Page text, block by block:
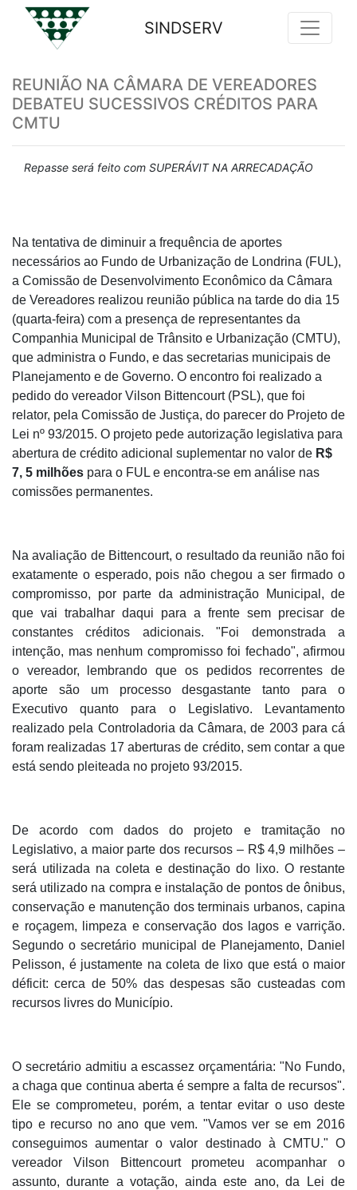
SINDSERV
REUNIÃO NA CÂMARA DE VEREADORES
DEBATEU SUCESSIVOS CRÉDITOS PARA
CMTU
Repasse será feito com SUPERÁVIT NA ARRECADAÇÃO
Na tentativa de diminuir a frequência de aportes
necessários ao Fundo de Urbanização de Londrina (FUL),
a Comissão de Desenvolvimento Econômico da Câmara
de Vereadores realizou reunião pública na tarde do dia 15
(quarta-feira) com a presença de representantes da
Companhia Municipal de Trânsito e Urbanização (CMTU),
que administra o Fundo, e das secretarias municipais de
Planejamento e de Governo. O encontro foi realizado a
pedido do vereador Vilson Bittencourt (PSL), que foi
relator, pela Comissão de Justiça, do parecer do Projeto de
Lei nº 93/2015. O projeto pede autorização legislativa para
abertura de crédito adicional suplementar no valor de R$
7, 5 milhões para o FUL e encontra-se em análise nas
comissões permanentes.
Na avaliação de Bittencourt, o resultado da reunião não foi
exatamente o esperado, pois não chegou a ser firmado o
compromisso, por parte da administração Municipal, de
que vai trabalhar daqui para a frente sem precisar de
constantes créditos adicionais. "Foi demonstrada a
intenção, mas nenhum compromisso foi fechado", afirmou
o vereador, lembrando que os pedidos recorrentes de
aporte são um processo desgastante tanto para o
Executivo quanto para o Legislativo. Levantamento
realizado pela Controladoria da Câmara, de 2003 para cá
foram realizadas 17 aberturas de crédito, sem contar a que
está sendo pleiteada no projeto 93/2015.
De acordo com dados do projeto e tramitação no
Legislativo, a maior parte dos recursos – R$ 4,9 milhões –
será utilizada na coleta e destinação do lixo. O restante
será utilizado na compra e instalação de pontos de ônibus,
conservação e manutenção dos terminais urbanos, capina
e roçagem, limpeza e conservação dos lagos e varrição.
Segundo o secretário municipal de Planejamento, Daniel
Pelisson, é justamente na coleta de lixo que está o maior
déficit: cerca de 50% das despesas são custeadas com
recursos livres do Município.
O secretário admitiu a escassez orçamentária: "No Fundo,
a chaga que continua aberta é sempre a falta de recursos".
Ele se comprometeu, porém, a tentar evitar o uso deste
tipo e recurso no ano que vem. "Vamos ver se em 2016
conseguimos aumentar o valor destinado à CMTU." O
vereador Vilson Bittencourt prometeu acompanhar o
assunto, durante a votação, ainda este ano, da Lei de